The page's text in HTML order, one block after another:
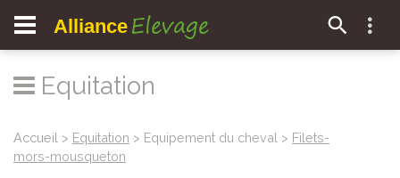
Alliance Elevage
Equitation
Accueil > Equitation > Equipement du cheval > Filets-
mors-mousqueton